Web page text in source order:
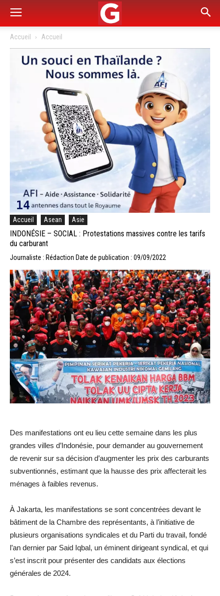
Accueil Accueil
Accueil Asean Asie
INDONÉSIE – SOCIAL : Protestations massives contre les tarifs
du carburant
Journaliste : Rédaction Date de publication : 09/09/2022
Des manifestations ont eu lieu cette semaine dans les plus
grandes villes d’Indonésie, pour demander au gouvernement
de revenir sur sa décision d’augmenter les prix des carburants
subventionnés, estimant que la hausse des prix affecterait les
ménages à faibles revenus.
À Jakarta, les manifestations se sont concentrées devant le
bâtiment de la Chambre des représentants, à l’initiative de
plusieurs organisations syndicales et du Parti du travail, fondé
l’an dernier par Said Iqbal, un éminent dirigeant syndical, et qui
s’est inscrit pour présenter des candidats aux élections
générales de 2024.